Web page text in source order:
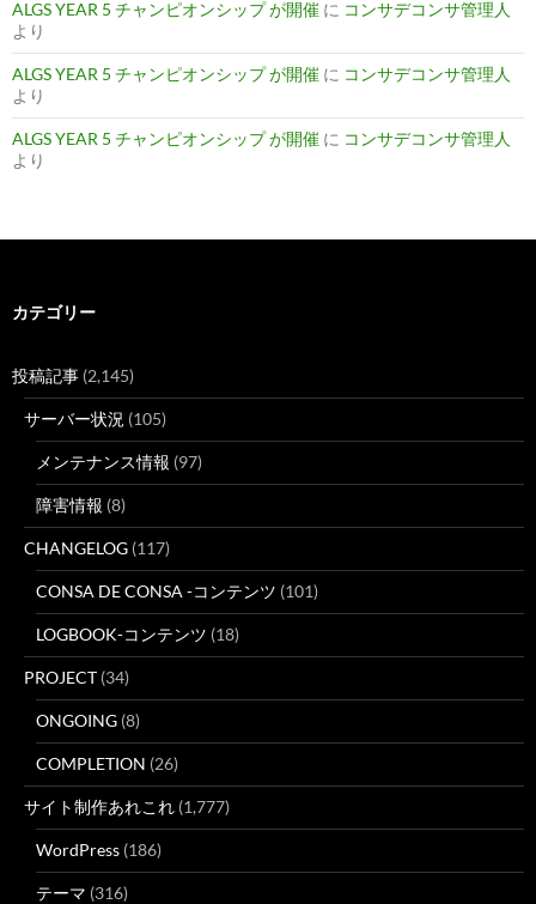
ALGS YEAR 5 チャンピオンシップ が開催 に コンサデコンサ管理人
より
ALGS YEAR 5 チャンピオンシップ が開催 に コンサデコンサ管理人
より
ALGS YEAR 5 チャンピオンシップ が開催 に コンサデコンサ管理人
より
カテゴリー
投稿記事 (2,145)
サーバー状況 (105)
メンテナンス情報 (97)
障害情報 (8)
CHANGELOG (117)
CONSA DE CONSA -コンテンツ (101)
LOGBOOK-コンテンツ (18)
PROJECT (34)
ONGOING (8)
COMPLETION (26)
サイト制作あれこれ (1,777)
WordPress (186)
テーマ (316)